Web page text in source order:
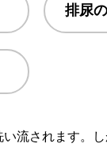
排尿
流されます。